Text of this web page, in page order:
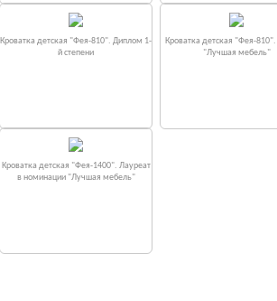
Кроватка детская "Фея-810". Диплом 1-
й степени
Кроватка детская "Фея-
"Лучшая мебель"
Кроватка детская "Фея-1400". Лауреат
в номинации "Лучшая мебель"